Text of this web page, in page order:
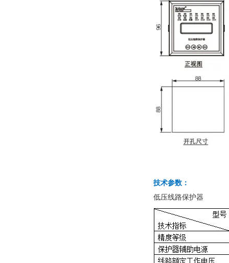
技术参数：
低压线路保护器